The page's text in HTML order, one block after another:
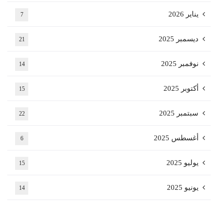
يناير 2026 7
ديسمبر 2025 21
نوفمبر 2025 14
أكتوبر 2025 15
سبتمبر 2025 22
أغسطس 2025 6
يوليو 2025 15
يونيو 2025 14